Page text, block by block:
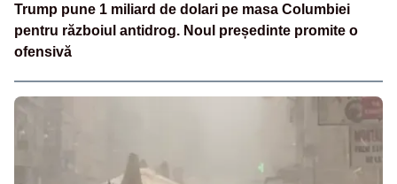
Trump pune 1 miliard de dolari pe masa Columbiei
pentru războiul antidrog. Noul președinte promite o
ofensivă